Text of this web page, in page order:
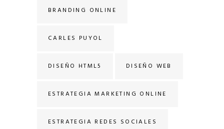
BRANDING ONLINE
CARLES PUYOL
DISEÑO HTML5 DISEÑO WEB
ESTRATEGIA MARKETING ONLINE
ESTRATEGIA REDES SOCIALES